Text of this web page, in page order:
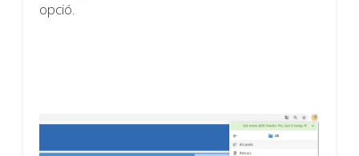
opció.